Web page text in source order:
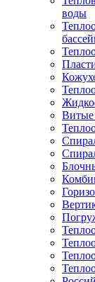
воды
Витые